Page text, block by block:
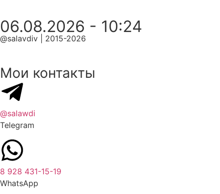
06.08.2026 - 10:24
@salavdiv | 2015-2026
Мои контакты
@salawdi
Telegram
8 928 431-15-19
WhatsApp